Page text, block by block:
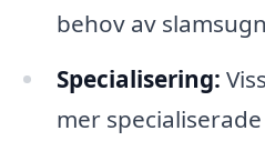
behov av
Specialisering:
mer